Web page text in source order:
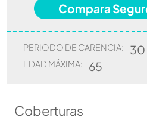
Compara
PERIODO DE CARENCIA: 30
EDAD MÁXIMA: 65
Coberturas